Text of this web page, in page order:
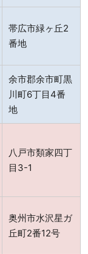
帯広市緑ヶ丘2
番地
余市郡余市町黒
川町6丁目4番
地
八戸市類家四丁
目3-1
奥州市水沢星ガ
丘町2番12号